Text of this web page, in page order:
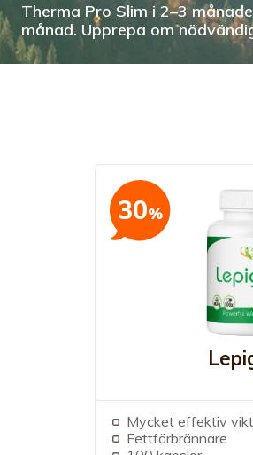
Therma Pro Slim i 2–3
månad. Upprepa om
Mycket effektiv
Fettförbrännare
30%